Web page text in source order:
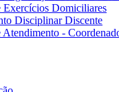
Exercícios Domiciliares
Disciplinar Discente
-